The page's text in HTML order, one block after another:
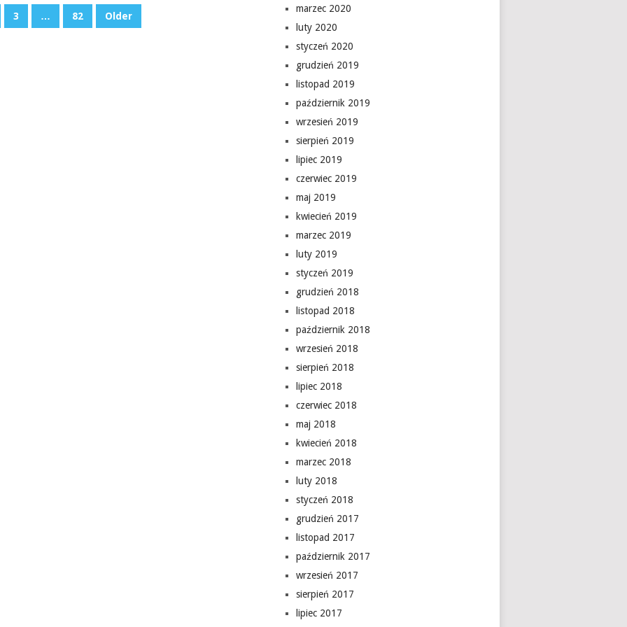
3 … 82 Older
marzec 2020
luty 2020
styczeń 2020
grudzień 2019
listopad 2019
październik 2019
wrzesień 2019
sierpień 2019
lipiec 2019
czerwiec 2019
maj 2019
kwiecień 2019
marzec 2019
luty 2019
styczeń 2019
grudzień 2018
listopad 2018
październik 2018
wrzesień 2018
sierpień 2018
lipiec 2018
czerwiec 2018
maj 2018
kwiecień 2018
marzec 2018
luty 2018
styczeń 2018
grudzień 2017
listopad 2017
październik 2017
wrzesień 2017
sierpień 2017
lipiec 2017